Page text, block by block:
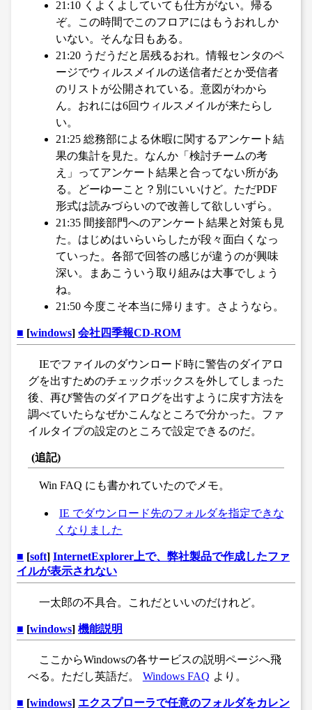
21:10 くよくよしていても仕方がない。帰る
ぞ。この時間でこのフロアにはもうおれしか
いない。そんな日もある。
21:20 うだうだと居残るおれ。情報センタのペ
ージでウィルスメイルの送信者だとか受信者
のリストが公開されている。意図がわから
ん。おれには6回ウィルスメイルが来たらし
い。
21:25 総務部による休暇に関するアンケート結
果の集計を見た。なんか「検討チームの考
え」ってアンケート結果と合ってない所があ
る。どーゆーこと？別にいいけど。ただPDF
形式は読みづらいので改善して欲しいずら。
21:35 間接部門へのアンケート結果と対策も見
た。はじめはいらいらしたが段々面白くなっ
ていった。各部で回答の感じが違うのが興味
深い。まあこういう取り組みは大事でしょう
ね。
21:50 今度こそ本当に帰ります。さようなら。
■ [windows] 会社四季報CD-ROM
IEでファイルのダウンロード時に警告のダイアロ
グを出すためのチェックボックスを外してしまった
後、再び警告のダイアログを出すように戻す方法を
調べていたらなぜかこんなところで分かった。ファ
イルタイプの設定のところで設定できるのだ。
(追記)
Win FAQ にも書かれていたのでメモ。
IE でダウンロード先のフォルダを指定できな
くなりました
■ [soft] InternetExplorer上で、弊社製品で作成したファ
イルが表示されない
一太郎の不具合。これだといいのだけれど。
■ [windows] 機能説明
ここからWindowsの各サービスの説明ページへ飛
べる。ただし英語だ。
Windows FAQ より。
■ [windows] エクスプローラで任意のフォルダをカレン